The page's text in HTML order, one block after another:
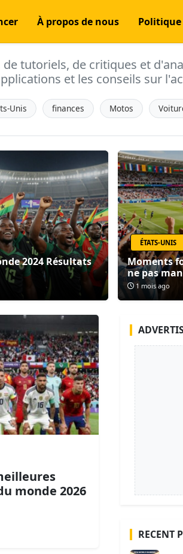
À propos de nous
tutoriels, de critiques et
et les conseils sur
Unis finances Motos
2024 Résultats
ÉTATS-UNIS
Moments
ne pas
1 mois ago
monde 2026
RECENT